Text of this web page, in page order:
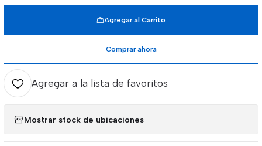
Agregar al Carrito
Comprar ahora
Agregar a la lista de favoritos
Mostrar stock de ubicaciones